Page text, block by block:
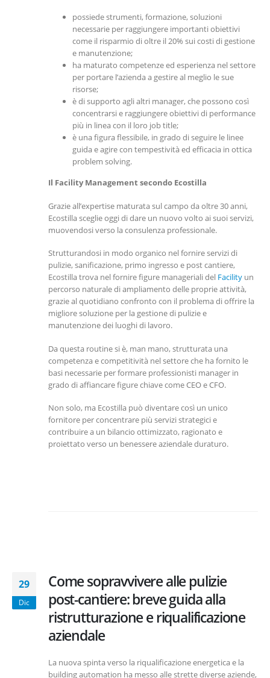
possiede strumenti, formazione, soluzioni
necessarie per raggiungere importanti obiettivi
come il risparmio di oltre il 20% sui costi di gestione
e manutenzione;
ha maturato competenze ed esperienza nel settore
per portare l’azienda a gestire al meglio le sue
risorse;
è di supporto agli altri manager, che possono così
concentrarsi e raggiungere obiettivi di performance
più in linea con il loro job title;
è una figura flessibile, in grado di seguire le linee
guida e agire con tempestività ed efficacia in ottica
problem solving.
Il Facility Management secondo Ecostilla
Grazie all’expertise maturata sul campo da oltre 30 anni,
Ecostilla sceglie oggi di dare un nuovo volto ai suoi servizi,
muovendosi verso la consulenza professionale.
Strutturandosi in modo organico nel fornire servizi di
pulizie, sanificazione, primo ingresso e post cantiere,
Ecostilla trova nel fornire figure manageriali del Facility un
percorso naturale di ampliamento delle proprie attività,
grazie al quotidiano confronto con il problema di offrire la
migliore soluzione per la gestione di pulizie e
manutenzione dei luoghi di lavoro.
Da questa routine si è, man mano, strutturata una
competenza e competitività nel settore che ha fornito le
basi necessarie per formare professionisti manager in
grado di affiancare figure chiave come CEO e CFO.
Non solo, ma Ecostilla può diventare così un unico
fornitore per concentrare più servizi strategici e
contribuire a un bilancio ottimizzato, ragionato e
proiettato verso un benessere aziendale duraturo.
29
Dic
Come sopravvivere alle pulizie
post-cantiere: breve guida alla
ristrutturazione e riqualificazione
aziendale
La nuova spinta verso la riqualificazione energetica e la
building automation ha messo alle strette diverse aziende,